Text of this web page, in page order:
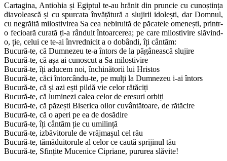
Cartagina, Antiohia și Egiptul te-au hrănit din pruncie cu cunoștința
diavolească și cu spurcata învățătură a slujirii idolești, dar Domnul,
cu negrăită milostivirea Sa cea nebiruită de păcatele omenești, printr-
o fecioară curată ți-a rânduit întoarcerea; pe care milostivire slăvind-
o, ție, celui ce te-ai învrednicit a o dobândi, îți cântăm:
Bucură-te, că Dumnezeu te-a întors de la păgânească slujire
Bucură-te, că așa ai cunoscut a Sa milostivire
Bucură-te, îți aducem noi, închinătorii lui Hristos
Bucură-te, căci întorcându-te, pe mulți la Dumnezeu i-ai întors
Bucură-te, că și azi ești pildă vie celor rătăciți
Bucură-te, că luminezi calea celor de eresuri orbiți
Bucură-te, că păzești Biserica oilor cuvântătoare, de rătăcire
Bucură-te, că o aperi pe ea de dosădire
Bucură-te, îți cântăm ție cu umilință
Bucură-te, izbăvitorule de vrăjmașul cel rău
Bucură-te, tămăduitorule al celor ce caută sprijinul tău
Bucură-te, Sfințite Mucenice Cipriane, pururea slăvite!